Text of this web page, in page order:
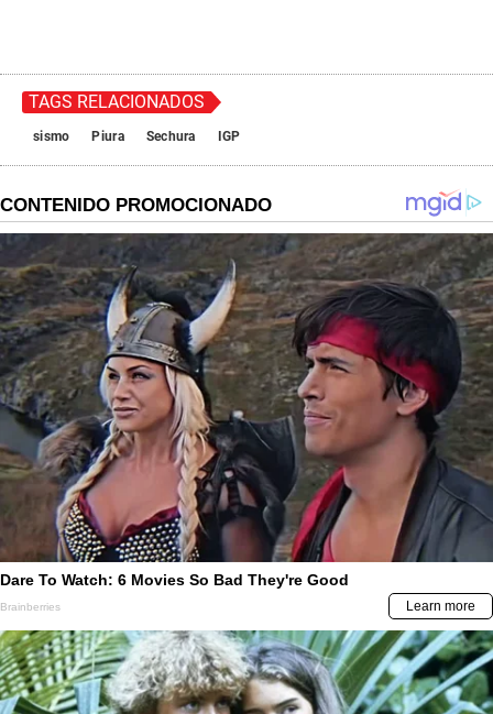
TAGS RELACIONADOS
sismo Piura Sechura IGP